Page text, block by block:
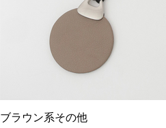
ブラウン系その他